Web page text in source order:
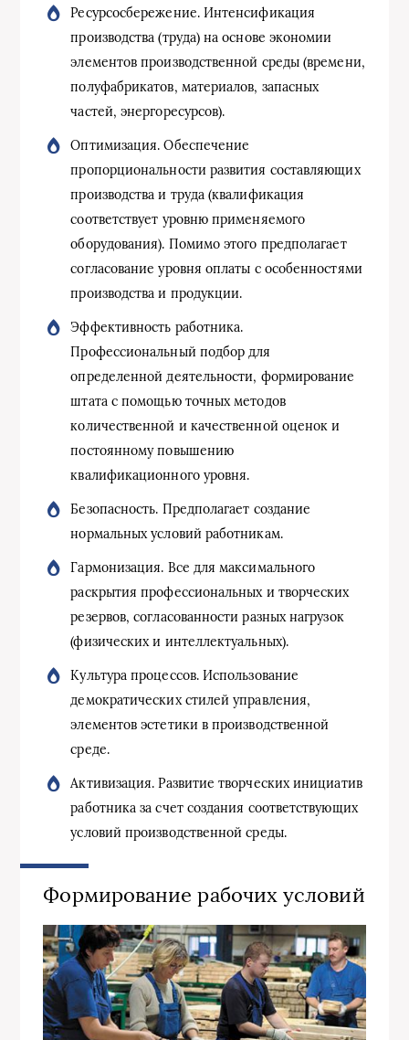
Ресурсосбережение. Интенсификация
производства (труда) на основе экономии
элементов производственной среды (времени,
полуфабрикатов, материалов, запасных
частей, энергоресурсов).
Оптимизация. Обеспечение
пропорциональности развития составляющих
производства и труда (квалификация
соответствует уровню применяемого
оборудования). Помимо этого предполагает
согласование уровня оплаты с особенностями
производства и продукции.
Эффективность работника.
Профессиональный подбор для
определенной деятельности, формирование
штата с помощью точных методов
количественной и качественной оценок и
постоянному повышению
квалификационного уровня.
Безопасность. Предполагает создание
нормальных условий работникам.
Гармонизация. Все для максимального
раскрытия профессиональных и творческих
резервов, согласованности разных нагрузок
(физических и интеллектуальных).
Культура процессов. Использование
демократических стилей управления,
элементов эстетики в производственной
среде.
Активизация. Развитие творческих инициатив
работника за счет создания соответствующих
условий производственной среды.
Формирование рабочих условий